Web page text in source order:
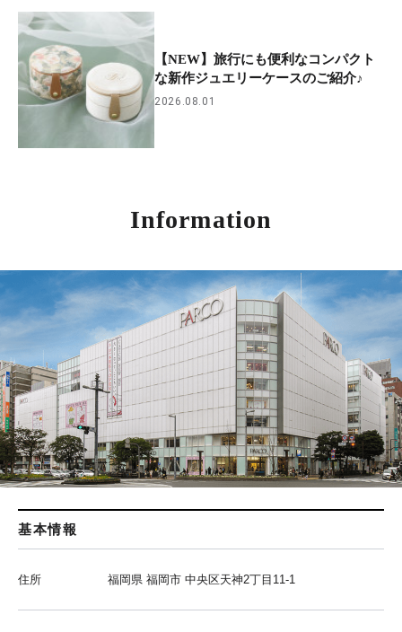
【NEW】旅行にも便利なコンパクト
な新作ジュエリーケースのご紹介♪
2026.08.01
Information
基本情報
住所 福岡県 福岡市 中央区天神2丁目11-1